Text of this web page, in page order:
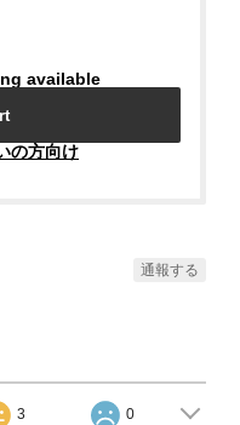
available
の方向け
通報する
3 0